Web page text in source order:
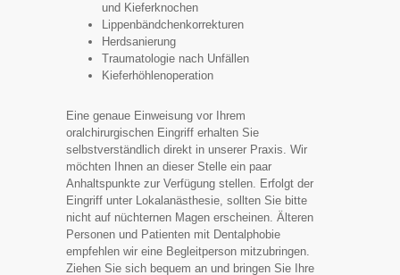
und Kieferknochen
Lippenbändchenkorrekturen
Herdsanierung
Traumatologie nach Unfällen
Kieferhöhlenoperation
Eine genaue Einweisung vor Ihrem
oralchirurgischen Eingriff erhalten Sie
selbstverständlich direkt in unserer Praxis. Wir
möchten Ihnen an dieser Stelle ein paar
Anhaltspunkte zur Verfügung stellen. Erfolgt der
Eingriff unter Lokalanästhesie, sollten Sie bitte
nicht auf nüchternen Magen erscheinen. Älteren
Personen und Patienten mit Dentalphobie
empfehlen wir eine Begleitperson mitzubringen.
Ziehen Sie sich bequem an und bringen Sie Ihre